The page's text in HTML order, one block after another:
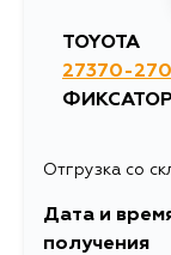
TOYOTA
27370-
Отгрузка со
Дата и
получения